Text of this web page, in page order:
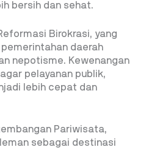
bersih dan sehat.
Birokrasi, yang
daerah
nepotisme. Kewenangan
pelayanan publik,
lebih cepat dan
Pariwisata,
sebagai destinasi